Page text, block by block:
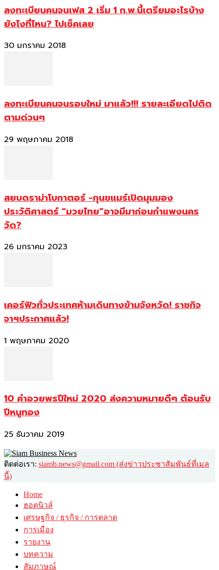
ลงทะเบียนคนจนเฟส 2 เริ่ม 1 ก.พ.นี้เตรียมอะไรบ้าง
ยังไงที่ไหน? ไปเช็คเลย
30 มกราคม 2018
ลงทะเบียนคนจนรอบใหม่ มาแล้ว!!! รายละเอียดไปติด
ตามด่วนๆ
29 พฤษภาคม 2018
สยบดราม่าโบกาตอร์ -กุนขแมร์เปิดมุมมอง
ประวัติศาสตร์ “มวยไทย”อาจมีมาก่อนกำแพงนคร
วัด?
26 มกราคม 2023
เคอร์ฟิวทั่วประเทศห้ามเดินทางข้ามจังหวัด! ราชกิจ
จาฯประกาศแล้ว!
1 พฤษภาคม 2020
10 คำอวยพรปีใหม่ 2020 ส่งความหมายดีๆ ต้อนรับ
ปีหนูทอง
25 ธันวาคม 2019
ติดต่อเรา: siamb.news@gmail.com (ส่งข่าวประชาสัมพันธ์ที่เมล
นี้)
Home
ฮอตนิวส์
เศรษฐกิจ / ธุรกิจ / การตลาด
การเมือง
รายงาน
บทความ
สัมภาษณ์